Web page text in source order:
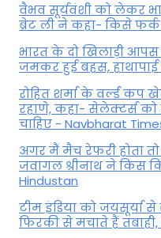
वैभव सूर्यवंशी को लेकर
ब्रेट ली ने कहा- किसे
भारत के दो खिलाड़ी
जमकर हुई बहस,
रोहित शर्मा के वर्ल्ड
रहाणे, कहा- सेलेक्टर्स
चाहिए - Navbharat
अगर मैं मैच रेफरी होता
जवागल श्रीनाथ ने किस
Hindustan
टीम इंडिया को जयसूर्या
फिरकी से मचाते हैं